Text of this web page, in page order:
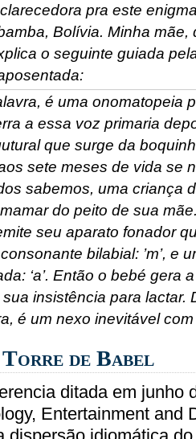
pra este
Bolívia. Minha mãe,
o seguinte guiada
é uma onomatopeia
a essa voz primaria
que surge da
sete meses de vida se
sabemos, uma criança
do peito de sua
seu aparato fonador
bilabial: ’m’, e
‘a’. Então o bebé gera
insistência para lactar.
é um nexo inevitável com
de Babel
ditada em junho
Entertainment and